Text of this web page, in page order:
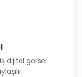
dijital görsel